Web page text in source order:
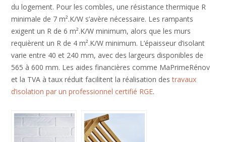
du logement. Pour les combles, une résistance thermique R
minimale de 7 m².K/W s’avère nécessaire. Les rampants
exigent un R de 6 m².K/W minimum, alors que les murs
requièrent un R de 4 m².K/W minimum. L’épaisseur d’isolant
varie entre 40 et 240 mm, avec des largeurs disponibles de
565 à 600 mm. Les aides financières comme MaPrimeRénov
et la TVA à taux réduit facilitent la réalisation destravaux
d’isolation par un professionnel certifié RGE.